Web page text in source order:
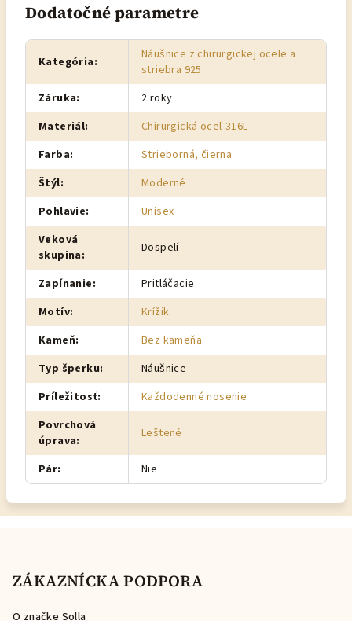
Dodatočné parametre
Kategória:
Náušnice z chirurgickej ocele a
striebra 925
Záruka:
2 roky
Materiál:
Chirurgická oceľ 316L
Farba:
Strieborná, čierna
Štýl:
Moderné
Pohlavie:
Unisex
Veková
skupina: Dospelí
Zapínanie:
Pritláčacie
Motív:
Krížik
Kameň:
Bez kameňa
Typ šperku:
Náušnice
Príležitosť:
Každodenné nosenie
Povrchová
úprava: Leštené
Pár: Nie
ZÁKAZNÍCKA PODPORA
O značke Solla